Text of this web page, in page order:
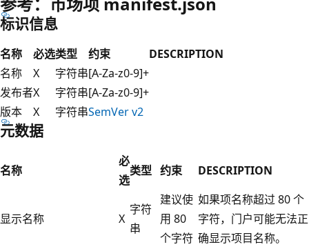
标识信息
名称 必选类型 约束
DESCRIPTION
名称
X 字符串[A-Za-z0-9]+
发布者X 字符串[A-Za-z0-9]+
版本
X 字符串SemVer v2
元数据
名称
必
选
类型 约束 DESCRIPTION
显示名称 X
字符
串
建议使
用 80
个字符
如果项名称超过 80 个
字符，门户可能无法正
确显示项目名称。